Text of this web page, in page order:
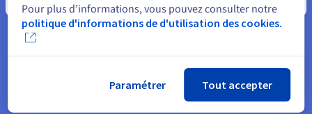
comme la reconnaissance des arnaques par phishing et
l’évitement des sites web suspects.
Pour plus d’informations, vous pouvez consulter notre
politique d'informations de d'utilisation des cookies.
Paramétrer Tout accepter